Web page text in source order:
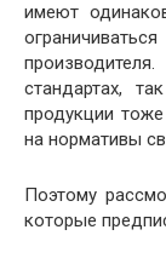
имеют
стандартах,
продукции
на нормативы
Поэтому
которые